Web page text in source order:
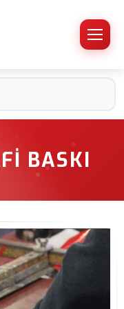
BASKI